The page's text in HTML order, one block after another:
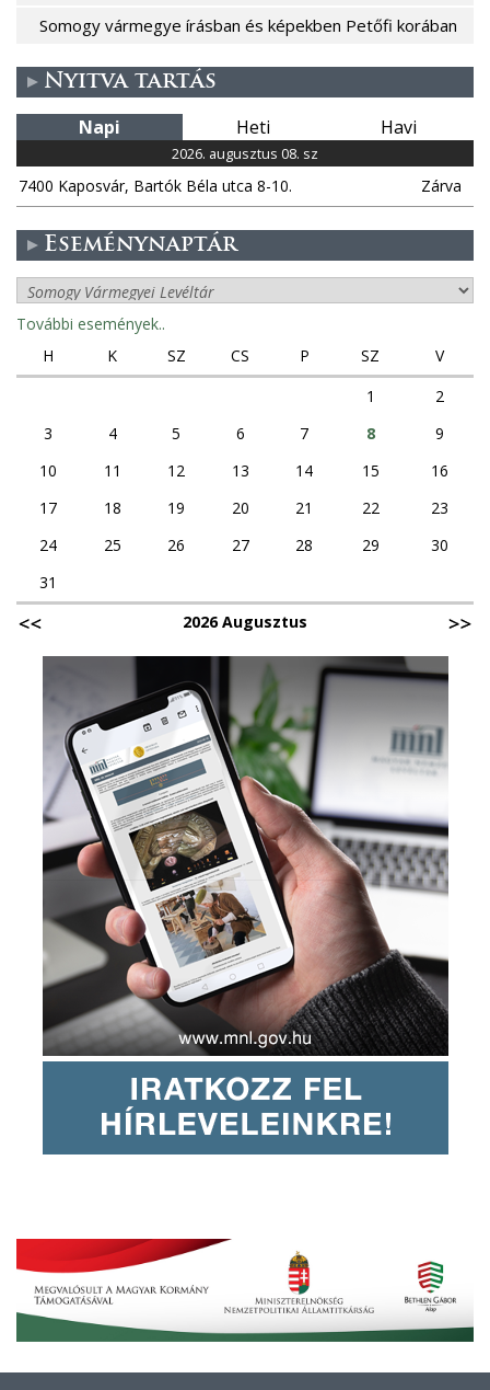
Somogy vármegye írásban és képekben Petőfi korában
Nyitva tartás
Napi Heti Havi
2026. augusztus 08. sz
7400 Kaposvár, Bartók Béla utca 8-10. Zárva
Eseménynaptár
További események..
H
K SZ CS P SZ
V
1
2
3
4 5 6 7 8
9
10
11 12 13 14 15
16
17
18 19 20 21 22
23
24
25 26 27 28 29
30
31
2026 Augusztus